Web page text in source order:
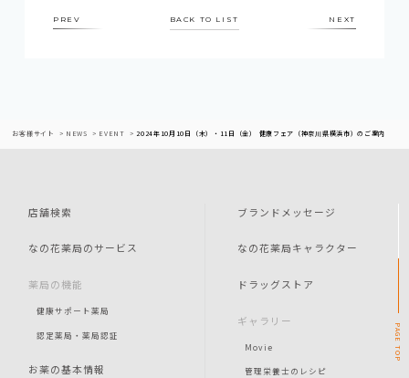
PREV BACK TO LIST NEXT
お客様サイト NEWS EVENT 2024年10月10日（木）・11日（金） 健康フェア（神奈川県横浜市）のご案内
店舗検索
なの花薬局のサービス
薬局の機能
健康サポート薬局
認定薬局・薬局認証
お薬の基本情報
ブランドメッセージ
なの花薬局キャラクター
ドラッグストア
ギャラリー
Movie
管理栄養士のレシピ
PAGE
TOP